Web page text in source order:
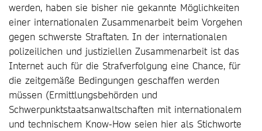
werden, haben sie bisher nie gekannte Möglichkeiten
einer internationalen Zusammenarbeit beim Vorgehen
gegen schwerste Straftaten. In der internationalen
polizeilichen und justiziellen Zusammenarbeit ist das
Internet auch für die Strafverfolgung eine Chance, für
die zeitgemäße Bedingungen geschaffen werden
müssen (Ermittlungsbehörden und
Schwerpunktstaatsanwaltschaften mit internationalem
und technischem Know-How seien hier als Stichworte